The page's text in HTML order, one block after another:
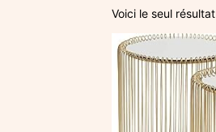
Voici le seul résultat